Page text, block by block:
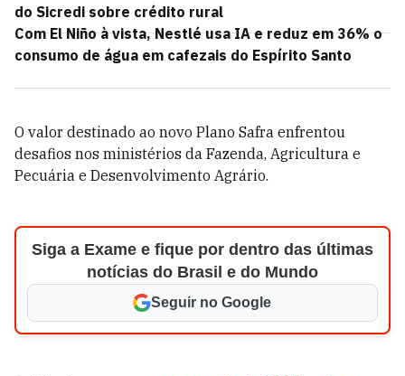
do Sicredi sobre crédito rural
Com El Niño à vista, Nestlé usa IA e reduz em 36% o
consumo de água em cafezais do Espírito Santo
O valor destinado ao novo Plano Safra enfrentou
desafios nos ministérios da Fazenda, Agricultura e
Pecuária e Desenvolvimento Agrário.
Siga a Exame e fique por dentro das últimas
notícias do Brasil e do Mundo
Seguir no Google